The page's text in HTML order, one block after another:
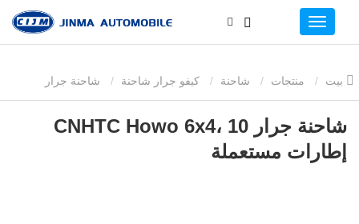
منتجات شاحنة كيفو جرار شاحنة شاحنة جرار
CNHTC Howo 6x4، 10 إطارات مستعملةشاحنة جرار CNHTC Howo 6x4، 10
إطارات مستعملة